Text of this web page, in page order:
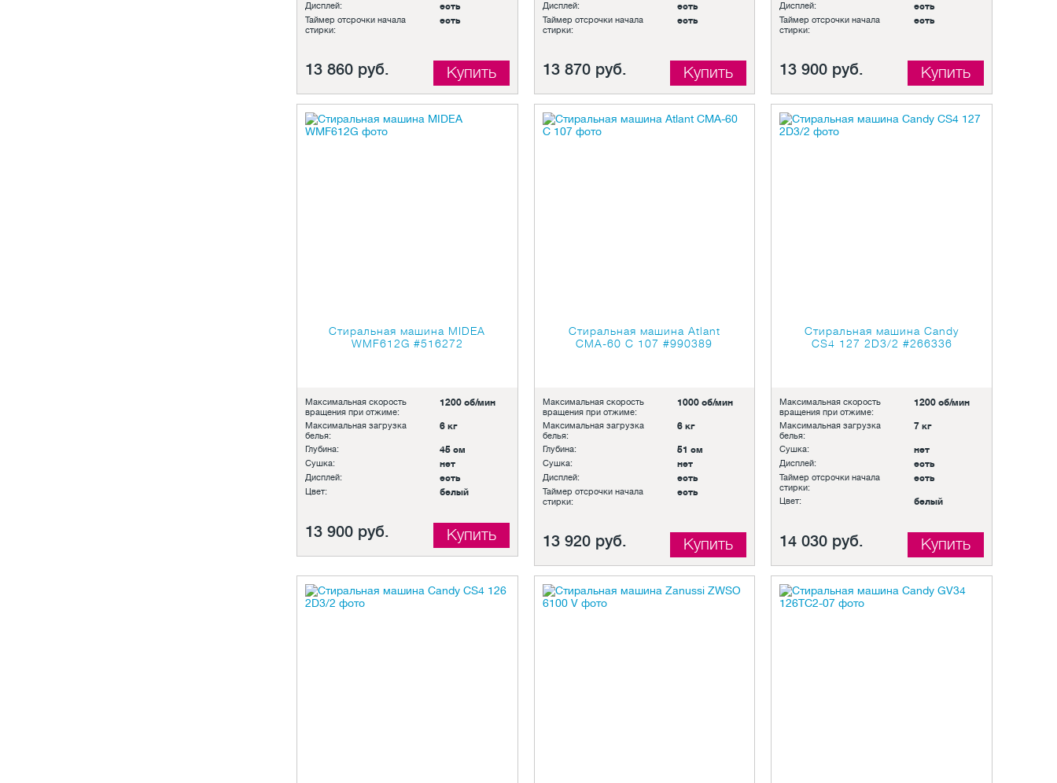
Дисплей: есть
Таймер отсрочки начала
стирки:
есть
13 860 руб. Купить
Дисплей: есть
Таймер отсрочки начала
стирки:
есть
13 870 руб. Купить
Дисплей: есть
Таймер отсрочки начала
стирки:
есть
13 900 руб. Купить
Стиральная машина MIDEA
WMF612G #516272
Максимальная скорость
вращения при отжиме:
1200 об/мин
Максимальная загрузка
белья:
6 кг
Глубина: 45 см
Сушка: нет
Дисплей: есть
Цвет: белый
13 900 руб. Купить
Стиральная машина Atlant
СМА-60 C 107#990389
Максимальная скорость
вращения при отжиме:
1000 об/мин
Максимальная загрузка
белья:
6 кг
Глубина: 51 см
Сушка: нет
Дисплей: есть
Таймер отсрочки начала
стирки:
есть
13 920 руб. Купить
Стиральная машина Candy
CS4 127 2D3/2 #266336
Максимальная скорость
вращения при отжиме:
1200 об/мин
Максимальная загрузка
белья:
7 кг
Сушка: нет
Дисплей: есть
Таймер отсрочки начала
стирки:
есть
Цвет: белый
14 030 руб. Купить